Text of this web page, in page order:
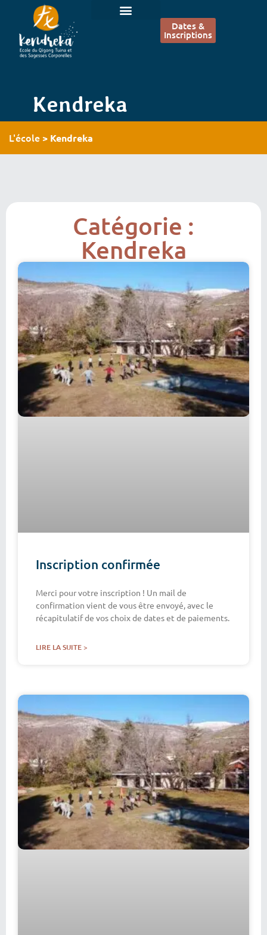
Dates &
Inscriptions
Kendreka
L'école > Kendreka
Catégorie :
Kendreka
Inscription confirmée
Merci pour votre inscription ! Un mail de
confirmation vient de vous être envoyé, avec le
récapitulatif de vos choix de dates et de paiements.
LIRE LA SUITE >